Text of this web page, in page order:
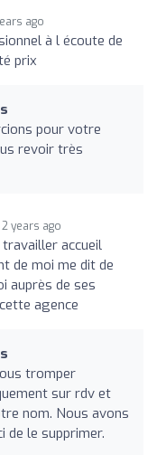
ago
à l écoute de
prix
pour votre
revoir très
2 years ago
travailler accueil
de moi me dit de
auprès de ses
agence
tromper
sur rdv et
nom. Nous avons
de le supprimer.